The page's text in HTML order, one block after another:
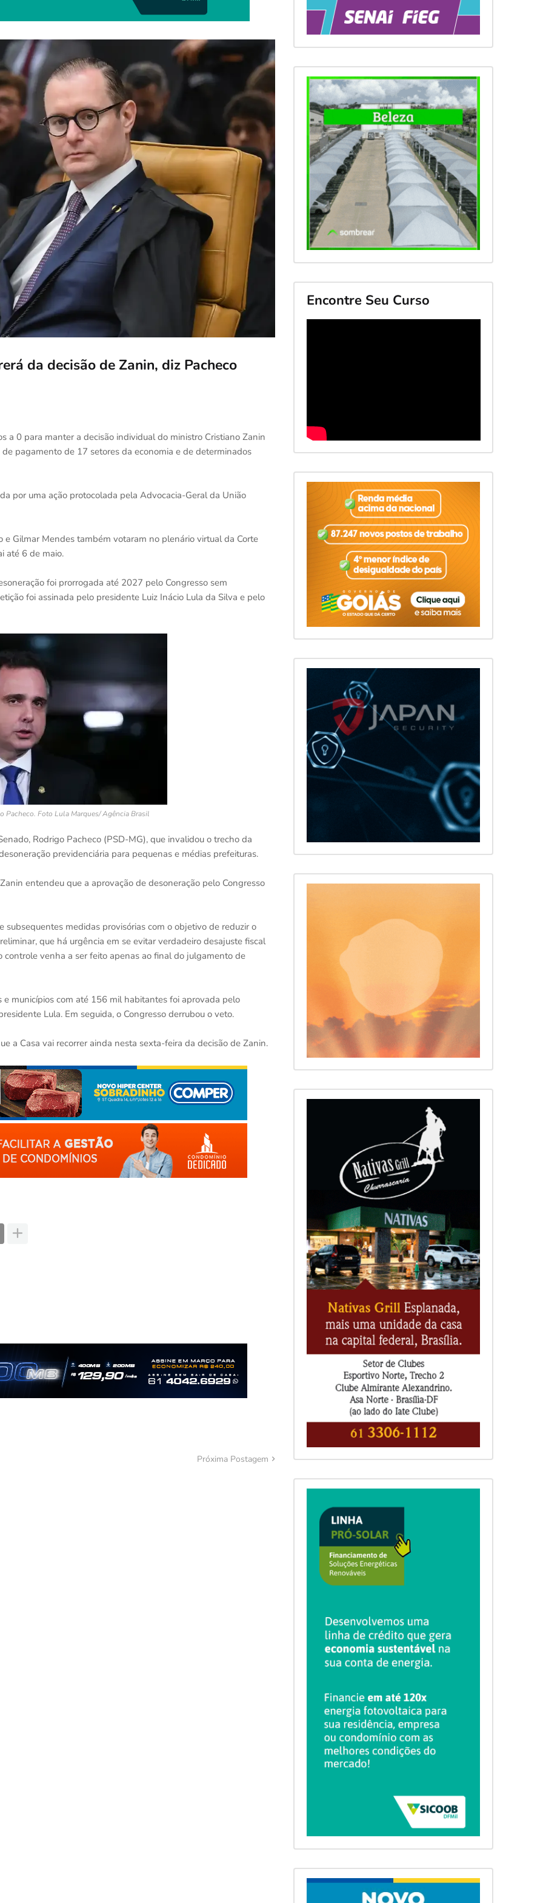
da decisão de Zanin, diz Pacheco
a 0 para manter a decisão individual do ministro Cristiano Zanin
pagamento de 17 setores da economia e de determinados
por uma ação protocolada pela Advocacia-Geral da União
Gilmar Mendes também votaram no plenário virtual da Corte
até 6 de maio.
foi prorrogada até 2027 pelo Congresso sem
foi assinada pelo presidente Luiz Inácio Lula da Silva e pelo
Pacheco. Foto Lula Marques/ Agência Brasil
Rodrigo Pacheco (PSD-MG), que invalidou o trecho da
previdenciária para pequenas e médias prefeituras.
entendeu que a aprovação de desoneração pelo Congresso
medidas provisórias com o objetivo de reduzir o
que há urgência em se evitar verdadeiro desajuste fiscal
venha a ser feito apenas ao final do julgamento de
municípios com até 156 mil habitantes foi aprovada pelo
Lula. Em seguida, o Congresso derrubou o veto.
a Casa vai recorrer ainda nesta sexta-feira da decisão de Zanin.
Próxima Postagem
Encontre Seu Curso